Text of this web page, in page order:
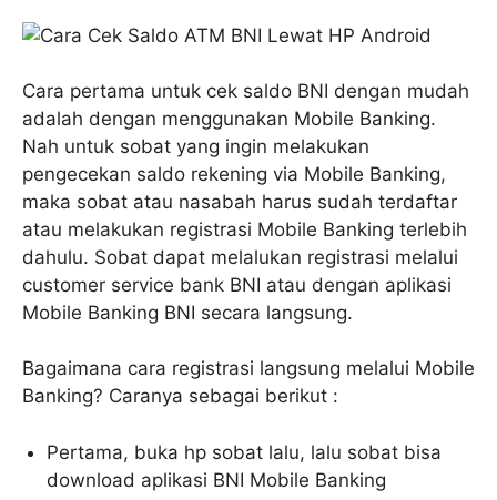
Cara pertama untuk cek saldo BNI dengan mudah
adalah dengan menggunakan Mobile Banking.
Nah untuk sobat yang ingin melakukan
pengecekan saldo rekening via Mobile Banking,
maka sobat atau nasabah harus sudah terdaftar
atau melakukan registrasi Mobile Banking terlebih
dahulu. Sobat dapat melalukan registrasi melalui
customer service bank BNI atau dengan aplikasi
Mobile Banking BNI secara langsung.
Bagaimana cara registrasi langsung melalui Mobile
Banking? Caranya sebagai berikut :
Pertama, buka hp sobat lalu, lalu sobat bisa
download aplikasi BNI Mobile Banking